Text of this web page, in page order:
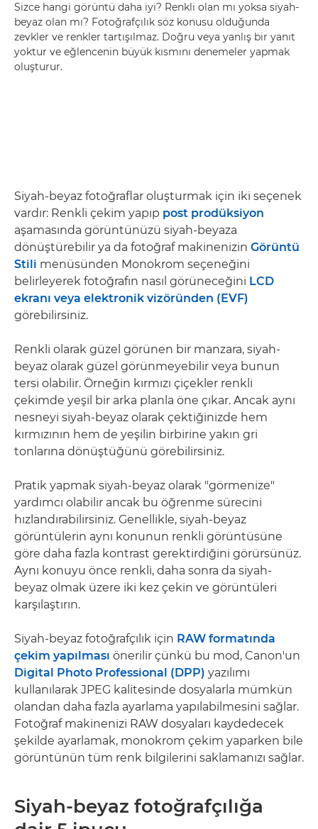
Sizce hangi görüntü daha iyi? Renkli olan mı yoksa siyah-
beyaz olan mı? Fotoğrafçılık söz konusu olduğunda
zevkler ve renkler tartışılmaz. Doğru veya yanlış bir yanıt
yoktur ve eğlencenin büyük kısmını denemeler yapmak
oluşturur.
Siyah-beyaz fotoğraflar oluşturmak için iki seçenek
vardır: Renkli çekim yapıp post prodüksiyon
aşamasında görüntünüzü siyah-beyaza
dönüştürebilir ya da fotoğraf makinenizin Görüntü
Stili menüsünden Monokrom seçeneğini
belirleyerek fotoğrafın nasıl görüneceğini LCD
ekranı veya elektronik vizöründen (EVF)
görebilirsiniz.
Renkli olarak güzel görünen bir manzara, siyah-
beyaz olarak güzel görünmeyebilir veya bunun
tersi olabilir. Örneğin kırmızı çiçekler renkli
çekimde yeşil bir arka planla öne çıkar. Ancak aynı
nesneyi siyah-beyaz olarak çektiğinizde hem
kırmızının hem de yeşilin birbirine yakın gri
tonlarına dönüştüğünü görebilirsiniz.
Pratik yapmak siyah-beyaz olarak "görmenize"
yardımcı olabilir ancak bu öğrenme sürecini
hızlandırabilirsiniz. Genellikle, siyah-beyaz
görüntülerin aynı konunun renkli görüntüsüne
göre daha fazla kontrast gerektirdiğini görürsünüz.
Aynı konuyu önce renkli, daha sonra da siyah-
beyaz olmak üzere iki kez çekin ve görüntüleri
karşılaştırın.
Siyah-beyaz fotoğrafçılık için RAW formatında
çekim yapılması önerilir çünkü bu mod, Canon'un
Digital Photo Professional (DPP) yazılımı
kullanılarak JPEG kalitesinde dosyalarla mümkün
olandan daha fazla ayarlama yapılabilmesini sağlar.
Fotoğraf makinenizi RAW dosyaları kaydedecek
şekilde ayarlamak, monokrom çekim yaparken bile
görüntünün tüm renk bilgilerini saklamanızı sağlar.
Siyah-beyaz fotoğrafçılığa